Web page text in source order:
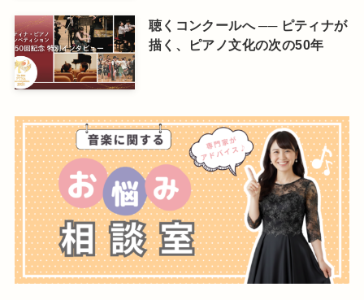
聴くコンクールへ ── ピティナが
描く、ピアノ文化の次の50年